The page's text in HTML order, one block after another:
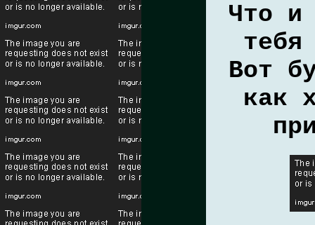
Что и
тебя
Вот
как